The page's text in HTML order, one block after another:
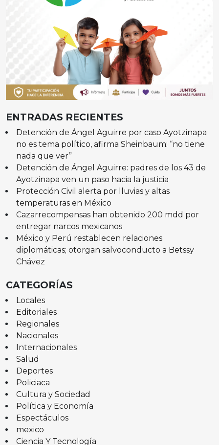
ENTRADAS RECIENTES
Detención de Ángel Aguirre por caso Ayotzinapa
no es tema político, afirma Sheinbaum: “no tiene
nada que ver”
Detención de Ángel Aguirre: padres de los 43 de
Ayotzinapa ven un paso hacia la justicia
Protección Civil alerta por lluvias y altas
temperaturas en México
Cazarrecompensas han obtenido 200 mdd por
entregar narcos mexicanos
México y Perú restablecen relaciones
diplomáticas; otorgan salvoconducto a Betssy
Chávez
CATEGORÍAS
Locales
Editoriales
Regionales
Nacionales
Internacionales
Salud
Deportes
Policiaca
Cultura y Sociedad
Política y Economía
Espectáculos
mexico
Ciencia Y Tecnología